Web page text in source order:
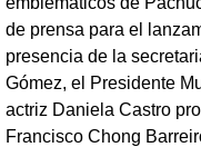
de prensa para el
presencia de la
Gómez, el Presidente
actriz Daniela Castro
Francisco Chong